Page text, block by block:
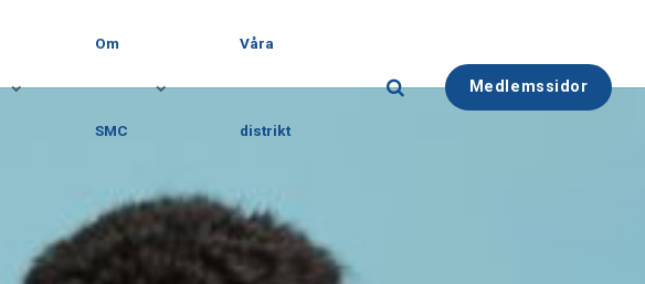
Om
SMC
Våra
distrikt
Medlemssidor